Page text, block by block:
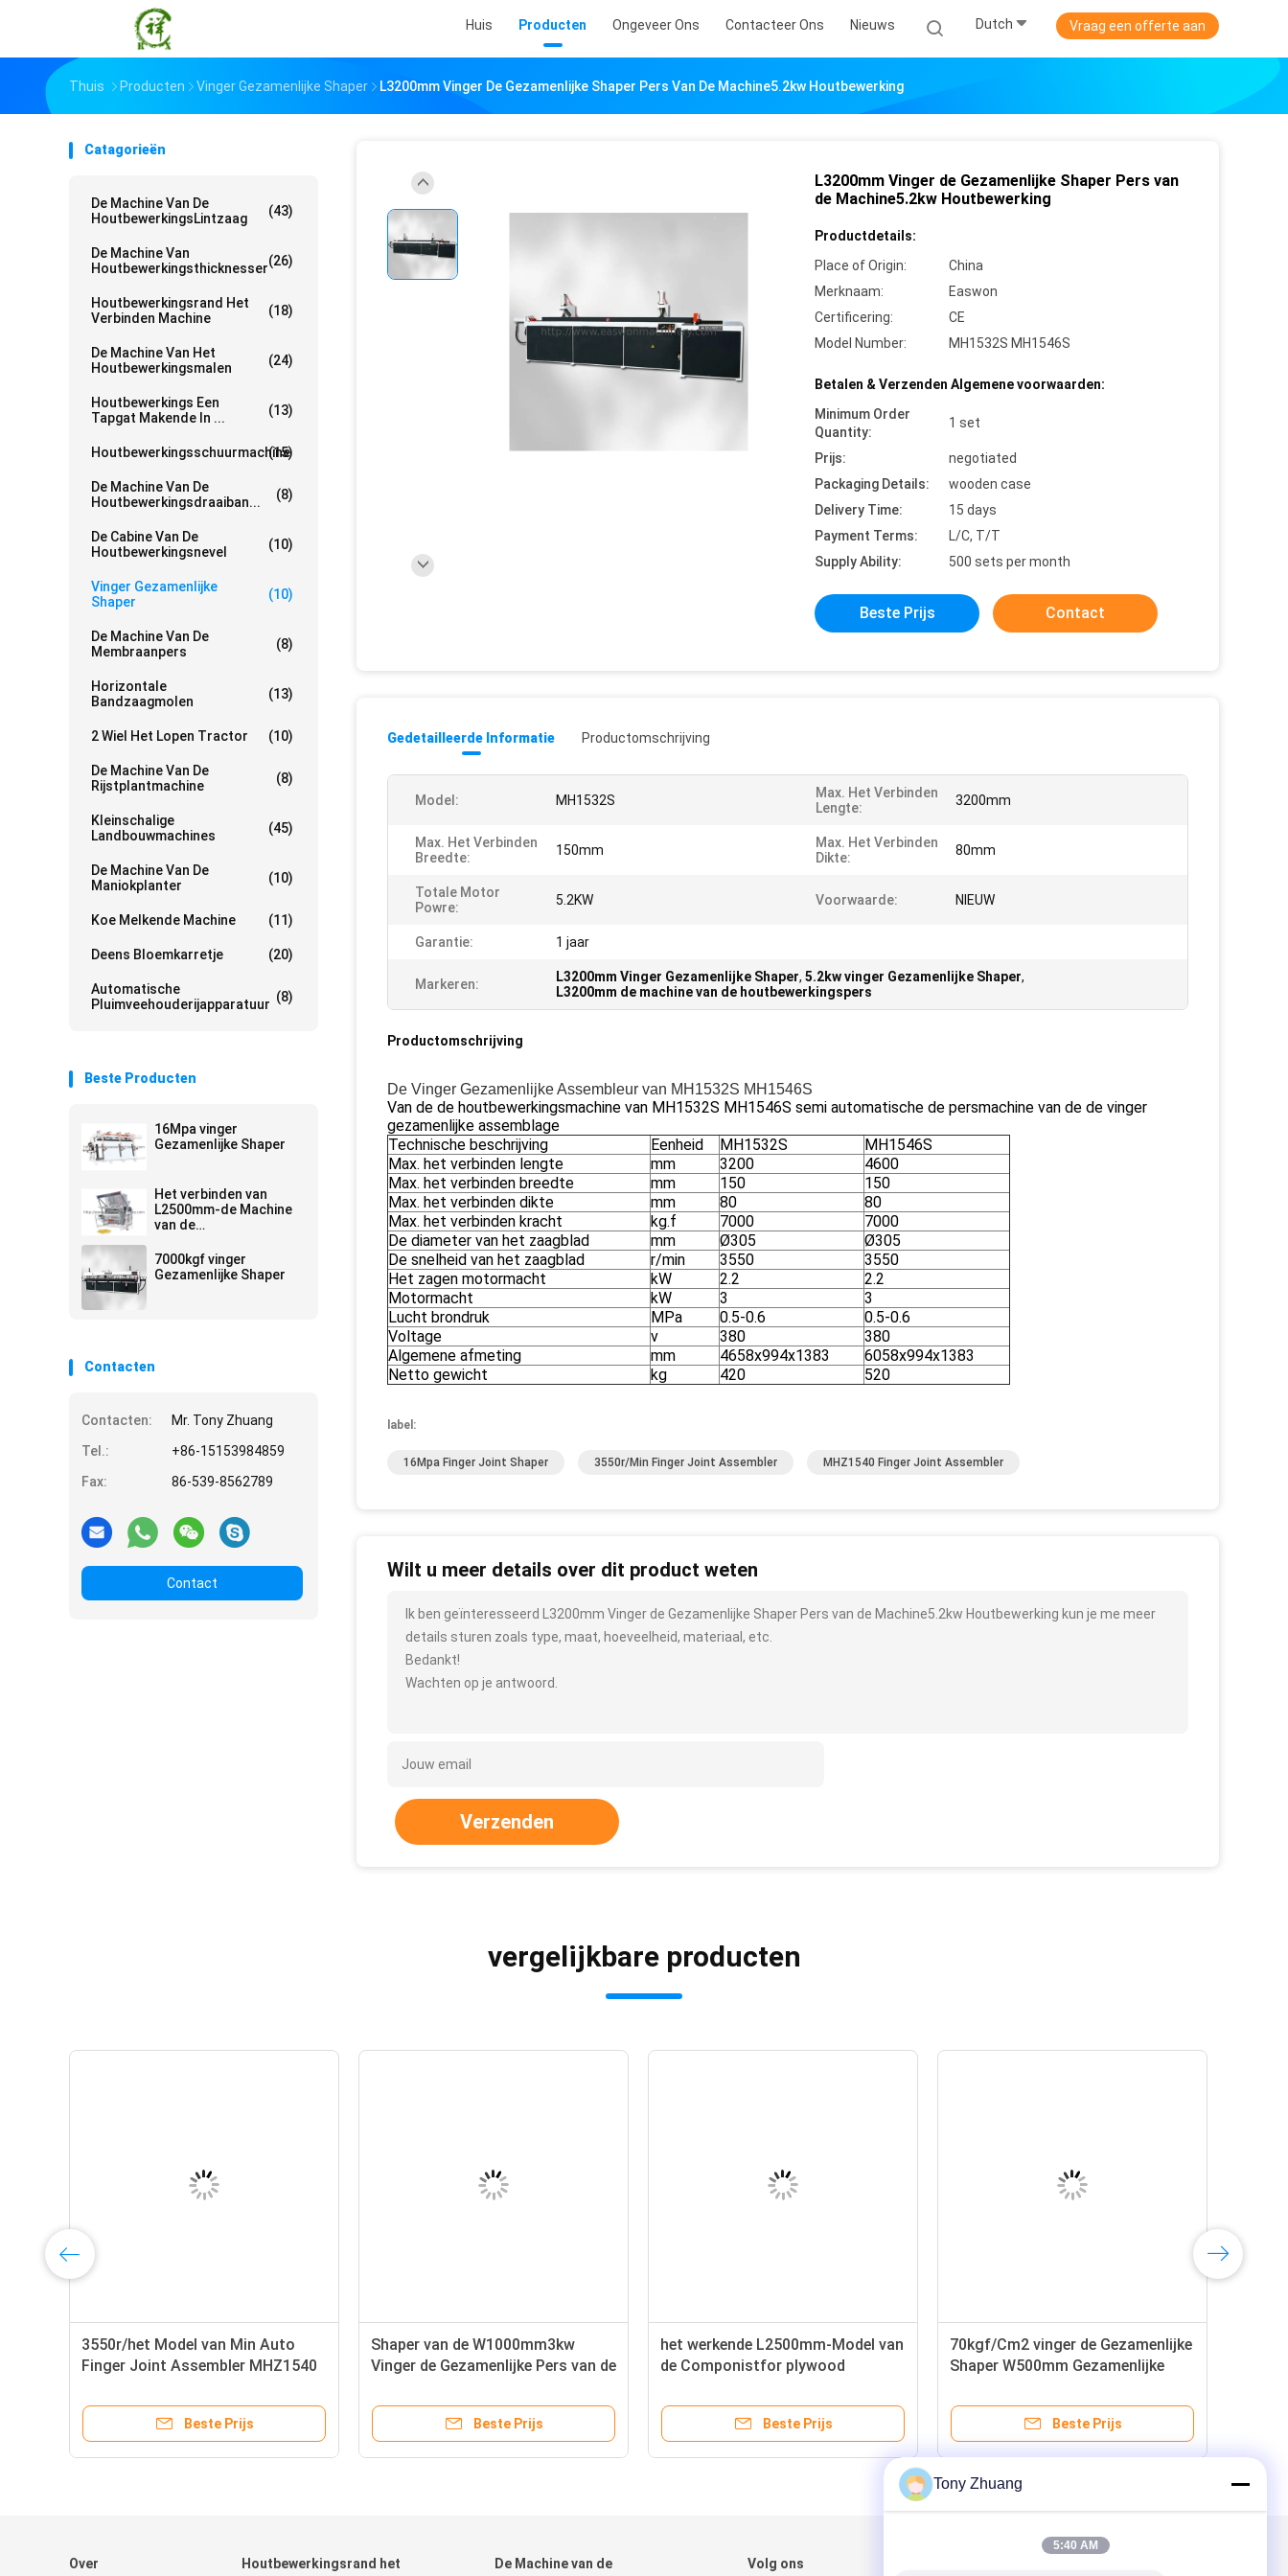
Huis Producten Ongeveer Ons Contacteer Ons Nieuws Dutch Vraag een offerte aan
Thuis Producten Vinger Gezamenlijke Shaper L3200mm Vinger De Gezamenlijke Shaper Pers Van De Machine5.2kw Houtbewerking
Catagorieën
De Machine Van De
HoutbewerkingsLintzaag
(43)
De Machine Van
Houtbewerkingsthicknesser(26)
Houtbewerkingsrand Het
Verbinden Machine
(18)
De Machine Van Het
Houtbewerkingsmalen
(24)
Houtbewerkings Een
Tapgat Makende In ...
(13)
Houtbewerkingsschuurmachine
(15)
De Machine Van De
Houtbewerkingsdraaiban...
(8)
De Cabine Van De
Houtbewerkingsnevel
(10)
Vinger Gezamenlijke
Shaper
(10)
De Machine Van De
Membraanpers
(8)
Horizontale
Bandzaagmolen
(13)
2 Wiel Het Lopen Tractor (10)
De Machine Van De
Rijstplantmachine
(8)
Kleinschalige
Landbouwmachines
(45)
De Machine Van De
Maniokplanter
(10)
Koe Melkende Machine (11)
Deens Bloemkarretje (20)
Automatische
Pluimveehouderijapparatuur (8)
Beste Producten
16Mpa vinger
Gezamenlijke Shaper
Het verbinden van
L2500mm-de Machine
van de
7000kgf vinger
Gezamenlijke Shaper
Contacten
Contacten:
Mr. Tony Zhuang
Tel.:
+86-15153984859
Fax:
86-539-8562789
Contact
L3200mm Vinger de Gezamenlijke Shaper Pers van
de Machine5.2kw Houtbewerking
Productdetails:
Place of Origin:
China
Merknaam:
Easwon
Certificering:
CE
Model Number:
MH1532S MH1546S
Betalen & Verzenden Algemene voorwaarden:
Minimum Order
Quantity:
1 set
Prijs:
negotiated
Packaging Details:
wooden case
Delivery Time:
15 days
Payment Terms:
L/C, T/T
Supply Ability:
500 sets per month
Beste Prijs Contact
Gedetailleerde Informatie Productomschrijving
Model: MH1532S
Max. Het Verbinden
Lengte:
3200mm
Max. Het Verbinden
Breedte:
150mm
Max. Het Verbinden
Dikte:
80mm
Totale Motor
Powre:
5.2KW Voorwaarde: NIEUW
Garantie: 1 jaar
Markeren: L3200mm Vinger Gezamenlijke Shaper, 5.2kw vinger Gezamenlijke Shaper,
L3200mm de machine van de houtbewerkingspers
Productomschrijving
De Vinger Gezamenlijke Assembleur van MH1532S MH1546S
Van de de houtbewerkingsmachine van MH1532S MH1546S semi automatische de persmachine van de de vinger
gezamenlijke assemblage
Technische beschrijving
Eenheid MH1532S
MH1546S
Max. het verbinden lengte
mm 3200
4600
Max. het verbinden breedte
mm 150
150
Max. het verbinden dikte
mm 80
80
Max. het verbinden kracht
kg.f 7000
7000
De diameter van het zaagblad
mm Ø305
Ø305
De snelheid van het zaagblad
r/min 3550
3550
Het zagen motormacht
kW 2.2
2.2
Motormacht
kW 3
3
Lucht brondruk
MPa 0.5-0.6
0.5-0.6
Voltage
v 380
380
Algemene afmeting
mm 4658x994x1383
6058x994x1383
Netto gewicht
kg 420 520
label:
16Mpa Finger Joint Shaper 3550r/Min Finger Joint Assembler MHZ1540 Finger Joint Assembler
Wilt u meer details over dit product weten
Ik ben geïnteresseerd L3200mm Vinger de Gezamenlijke Shaper Pers van de Machine5.2kw Houtbewerking kun je me meer
details sturen zoals type, maat, hoeveelheid, materiaal, etc.
Bedankt!
Wachten op je antwoord.
Verzenden
vergelijkbare producten
3550r/het Model van Min Auto
Finger Joint Assembler MHZ1540
Beste Prijs
Shaper van de W1000mm3kw
Vinger de Gezamenlijke Pers van de
Vensterdeur
Beste Prijs
het werkende L2500mm-Model van
de Componistfor plywood
Beste Prijs
70kgf/Cm2 vinger de Gezamenlijke
Shaper W500mm Gezamenlijke
Beste Prijs
Over Houtbewerkingsrand het De Machine van de Volg ons
Tony Zhuang
5:40 AM